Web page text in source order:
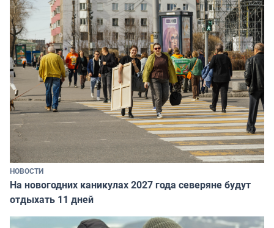
НОВОСТИ
На новогодних каникулах 2027 года северяне будут
отдыхать 11 дней